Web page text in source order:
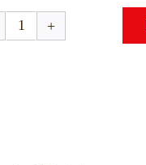
Winterthurer